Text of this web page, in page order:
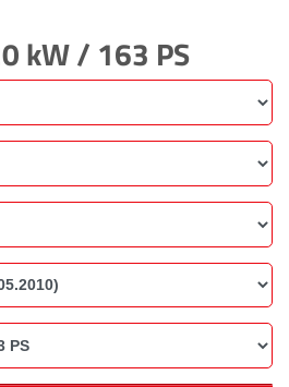
kW / 163 PS